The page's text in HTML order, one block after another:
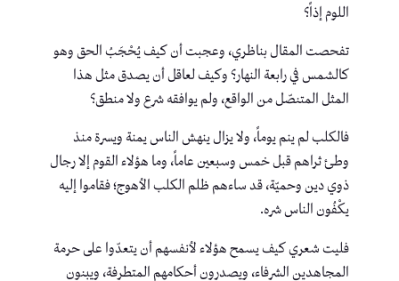
اللوم إذاً؟
تفحصت المقال بناظري، وعجبت أن كيف يُحْجَبُ الحق وهو
كالشمس في رابعة النهار؟ وكيف لعاقل أن يصدق مثل هذا
المثل المتنصّل من الواقع، ولم يوافقه شرع ولا منطق؟
فالكلب لم ينم يوماً، ولا يزال ينهش الناس يمنة ويسرة منذ
وطئ ثراهم قبل خمس وسبعين عاماً، وما هؤلاء القوم إلا رجال
ذوي دين وحميّة، قد ساءهم ظلم الكلب الأهوج؛ فقاموا إليه
يكْفُون الناس شره.
فليت شعري كيف يسمح هؤلاء لأنفسهم أن يتعدّوا على حرمة
المجاهدين الشرفاء، ويصدرون أحكامهم المتطرفة، ويبنون